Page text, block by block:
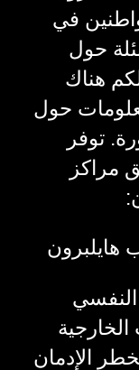
في
حول
هناك
حول
توفر
مراكز
هايلبرون
النفسي
الخارجية
الإدمان